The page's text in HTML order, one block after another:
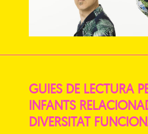
GUIES DE LECTURA
INFANTS
DIVERSITAT